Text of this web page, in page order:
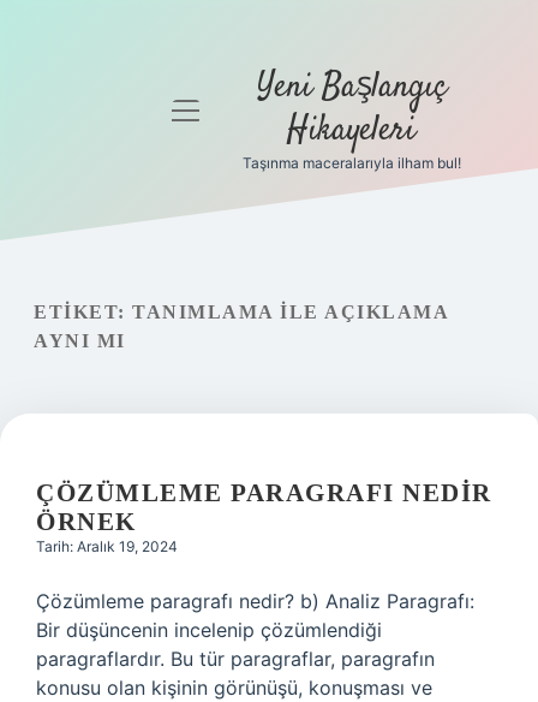
Gizlilik
Yasal Uyarı
menüyü
Yeni Başlangıç
Hikayeleri
Taşınma maceralarıyla ilham bul!
ETIKET: TANIMLAMA ILE AÇIKLAMA
AYNI MI
ÇÖZÜMLEME PARAGRAFI NEDIR
ÖRNEK
Tarih: Aralık 19, 2024
Çözümleme paragrafı nedir? b) Analiz Paragrafı:
Bir düşüncenin incelenip çözümlendiği
paragraflardır. Bu tür paragraflar, paragrafın
konusu olan kişinin görünüşü, konuşması ve